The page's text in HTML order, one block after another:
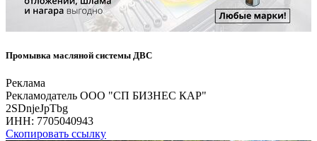
Промывка масляной системы ДВС
Реклама
Рекламодатель ООО "СП БИЗНЕС КАР"
2SDnjeJpTbg
ИНН: 7705040943
Скопировать ссылку